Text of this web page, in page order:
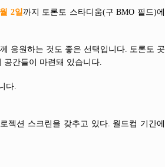
2일까지 토론토 스타디움(구 BMO 필드)에
응원하는 것도 좋은 선택입니다. 토론토 곳
공간들이 마련돼 있습니다.
다.
젝션 스크린을 갖추고 있다. 월드컵 기간에